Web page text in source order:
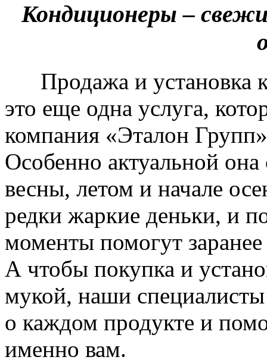
Кондиционеры –
Продажа и установка
это еще одна услуга,
компания «Эталон
Особенно актуальной она
весны, летом и начале
редки жаркие деньки, и
моменты помогут
А чтобы покупка и
мукой, наши специалисты
о каждом продукте и
именно вам.